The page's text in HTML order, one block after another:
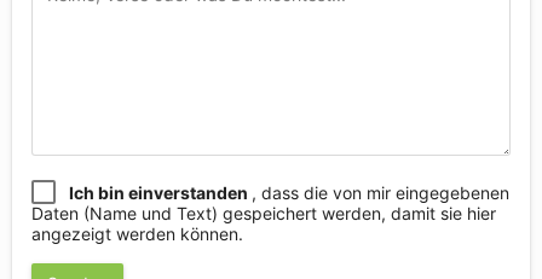
Ich bin einverstanden , dass die von mir eingegebenen
Daten (Name und Text) gespeichert werden, damit sie hier
angezeigt werden können.